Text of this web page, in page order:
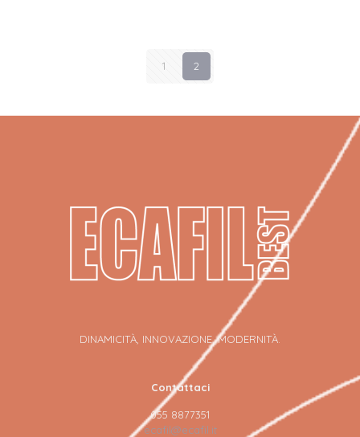
1 2
DINAMICITÀ, INNOVAZIONE, MODERNITÀ.
Contattaci
055 8877351
ecafil@ecafil.it